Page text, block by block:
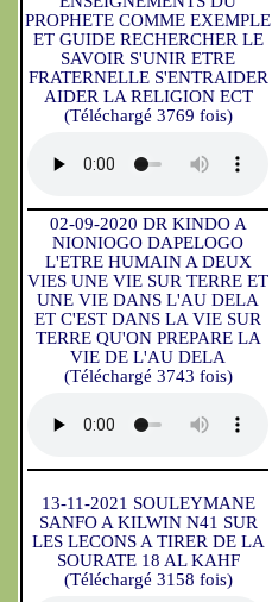
PROPHETE COMME EXEMPLE
ET GUIDE RECHERCHER LE
SAVOIR S'UNIR ETRE
FRATERNELLE S'ENTRAIDER
AIDER LA RELIGION ECT
(Téléchargé 3769 fois)
02-09-2020 DR KINDO A
NIONIOGO DAPELOGO
L'ETRE HUMAIN A DEUX
VIES UNE VIE SUR TERRE ET
UNE VIE DANS L'AU DELA
ET C'EST DANS LA VIE SUR
TERRE QU'ON PREPARE LA
VIE DE L'AU DELA
(Téléchargé 3743 fois)
13-11-2021 SOULEYMANE
SANFO A KILWIN N41 SUR
LES LECONS A TIRER DE LA
SOURATE 18 AL KAHF
(Téléchargé 3158 fois)